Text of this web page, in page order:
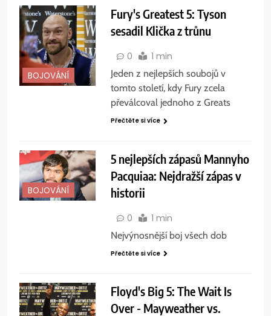
BOJOVÁNÍ
Fury's Greatest 5: Tyson
sesadil Klička z trůnu
0 1 min
Jeden z nejlepších soubojů v
tomto století, kdy Fury zcela
převálcoval jednoho z Greats
Přečtěte si více
BOJOVÁNÍ
5 nejlepších zápasů Mannyho
Pacquiaa: Nejdražší zápas v
historii
0 1 min
Nejvýnosnější boj všech dob
Přečtěte si více
Floyd's Big 5: The Wait Is
Over - Mayweather vs.